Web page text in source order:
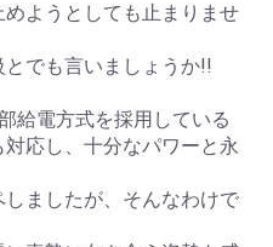
ようとしても止まりませ
でも言いましょうか!!
給電方式を採用している
応し、十分なパワーと永
ましたが、そんなわけで